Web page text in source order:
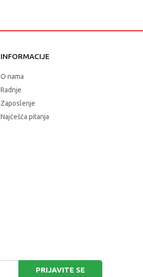
INFORMACIJE
O nama
Radnje
Zaposlenje
Najčešća pitanja
PRIJAVITE SE